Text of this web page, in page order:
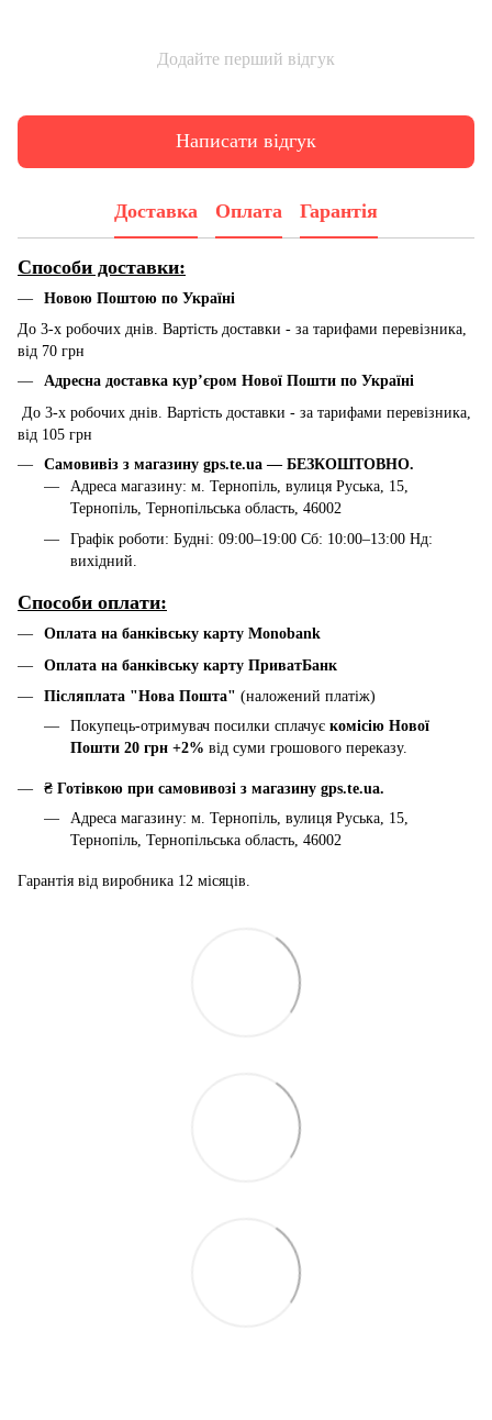
Додайте перший відгук
Написати відгук
Доставка Оплата Гарантія
Способи доставки:
Новою Поштою по Україні
До 3-х робочих днів. Вартість доставки - за тарифами перевізника,
від 70 грн
Адресна доставка курʼєром Нової Пошти по Україні
До 3-х робочих днів. Вартість доставки - за тарифами перевізника,
від 105 грн
Самовивіз з магазину gps.te.ua — БЕЗКОШТОВНО.
Адреса магазину: м. Тернопіль, вулиця Руська, 15,
Тернопіль, Тернопільська область, 46002
Графік роботи: Будні: 09:00–19:00 Сб: 10:00–13:00 Нд:
вихідний.
Способи оплати:
Оплата на банківську карту Monobank
Оплата на банківську карту ПриватБанк
Післяплата "Нова Пошта" (наложений платіж)
Покупець-отримувач посилки сплачує комісію Нової
Пошти 20 грн +2% від суми грошового переказу.
₴ Готівкою при самовивозі з магазину gps.te.ua.
Адреса магазину: м. Тернопіль, вулиця Руська, 15,
Тернопіль, Тернопільська область, 46002
Гарантія від виробника 12 місяців.